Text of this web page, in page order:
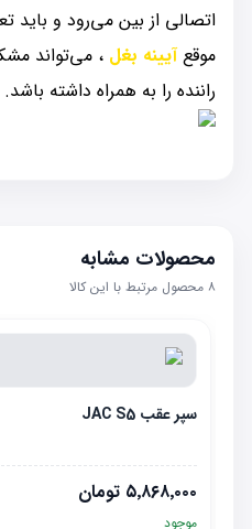
اتصالی از بین می‌رود و
موقعآیینه بغل ، می‌تواند
راننده را به همراه داشته باشد.
محصولات مشابه
۸ محصول مرتبط با این کالا
سپر عقب JAC S5
۵٬۸۶۸٬۰۰۰ تومان
موجود